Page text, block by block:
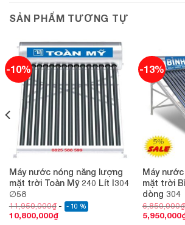
SẢN PHẨM TƯƠNG TỰ
-10%
Máy nước nóng năng lượng
mặt trời Toàn Mỹ 240 Lít I304
∅58
11,950,000₫ - 10 %
10,800,000₫
-13%
Máy
mặt trời
dòng 304
6,850,000₫
5,950,000